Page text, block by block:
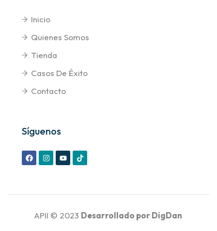
Inicio
Quienes Somos
Tienda
Casos De Éxito
Contacto
Síguenos
APII © 2023 Desarrollado porDigDan